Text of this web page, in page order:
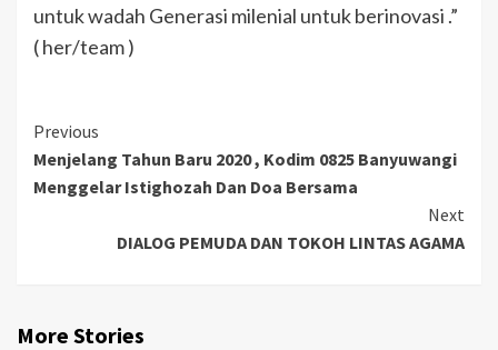
untuk wadah Generasi milenial untuk berinovasi .”
( her/team )
Previous
Menjelang Tahun Baru 2020 , Kodim 0825 Banyuwangi
Menggelar Istighozah Dan Doa Bersama
Next
DIALOG PEMUDA DAN TOKOH LINTAS AGAMA
More Stories